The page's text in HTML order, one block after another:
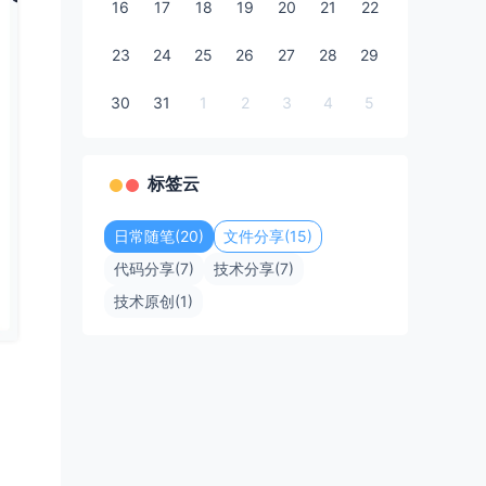
16 17 18 19 20 21 22
23 24 25 26 27 28 29
30 31 1 2 3 4 5
标签云
日常随笔(20)
文件分享(15)
代码分享(7)
技术分享(7)
技术原创(1)